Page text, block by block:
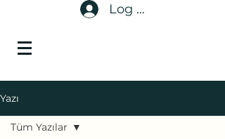
Log In
Yazı
Tüm Yazılar